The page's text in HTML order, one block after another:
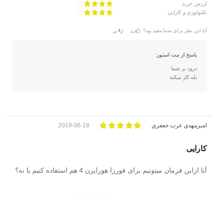
ارزش خرید
تکنولوژی و کارایی
آیا این نظر برای شما مفید بود؟ بله خیر
پاسخ از مت استور:
درود بر شما
بله کار میکنه
اميرمهدي عرب جعفري 2019-06-18
کارایی
آیا ازاین فرمان میتونیم برای فورزا هورایزن 4 هم استفاده کنیم یا نه؟